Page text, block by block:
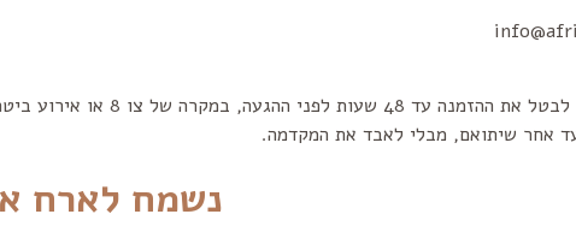
במקרה של צו 8 או אירוע ביטחוני.
אחר שיתואם, מבלי לאבד את המקדמה.
נשמח לארח